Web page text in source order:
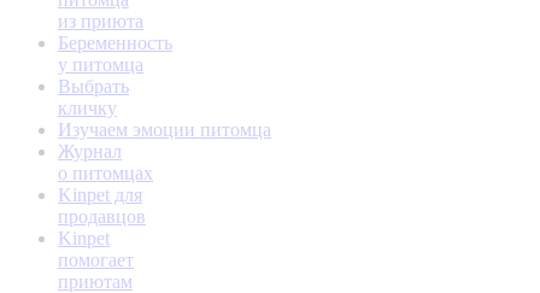
из приюта
Беременность
у питомца
Выбрать
кличку
Изучаем эмоции питомца
Журнал
о питомцах
Kinpet для
продавцов
Kinpet
помогает
приютам